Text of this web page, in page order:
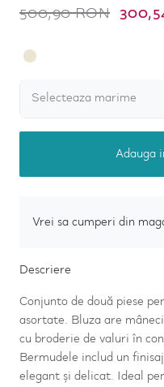
500,90 RON
Selecteaza marime
Adauga
Vrei sa cumperi din
Descriere
Conjunto de două piese
asortate. Bluza are
cu broderie de valuri în
Bermudele includ un
elegant și delicat. Ideal